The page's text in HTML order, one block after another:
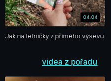
04:04
Jak na letničky z přímého výsevu
videa z pořadu